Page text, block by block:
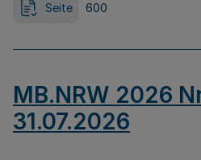
Seite 600
MB.NRW 2026
31.07.2026